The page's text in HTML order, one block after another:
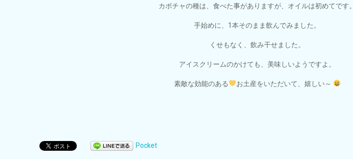
カボチャの種は、食べた事がありますが、オイルは初めてです。
手始めに、1本そのまま飲んでみました。
くせもなく、飲み干せました。
アイスクリームのかけても、美味しいようですよ。
素敵な効能のある お土産をいただいて、嬉しい～
Pocket